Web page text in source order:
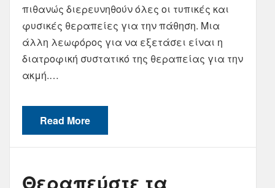
πιθανώς διερευνηθούν όλες οι τυπικές και
φυσικές θεραπείες για την πάθηση. Μια
άλλη λεωφόρος για να εξετάσει είναι η
διατροφική συστατικό της θεραπείας για την
ακμή.…
Read More
Θεραπεύστε τα